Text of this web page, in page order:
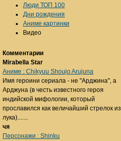
Люди ТОП 100
Дни рождения
Аниме картинки
Видео
Комментарии
Mirabella Star
Аниме : Chikyuu Shoujo Arujuna
Имя героини сериала - не "Арджина", а
Арджуна (в честь известного героя
индийской мифологии, который
прославился как величайший стрелок из
лука).......
чя
Персонажи : Shinku